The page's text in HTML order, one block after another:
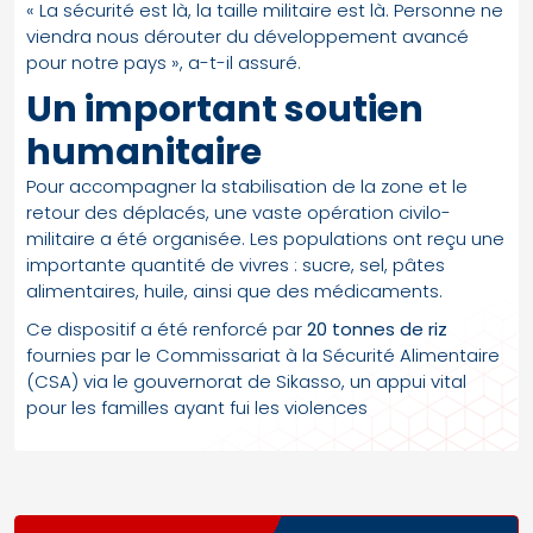
« La sécurité est là, la taille militaire est là. Personne ne
viendra nous dérouter du développement avancé
pour notre pays », a-t-il assuré.
Un important soutien
humanitaire
Pour accompagner la stabilisation de la zone et le
retour des déplacés, une vaste opération civilo-
militaire a été organisée. Les populations ont reçu une
importante quantité de vivres : sucre, sel, pâtes
alimentaires, huile, ainsi que des médicaments.
Ce dispositif a été renforcé par20 tonnes de riz
fournies par le Commissariat à la Sécurité Alimentaire
(CSA) via le gouvernorat de Sikasso, un appui vital
pour les familles ayant fui les violences